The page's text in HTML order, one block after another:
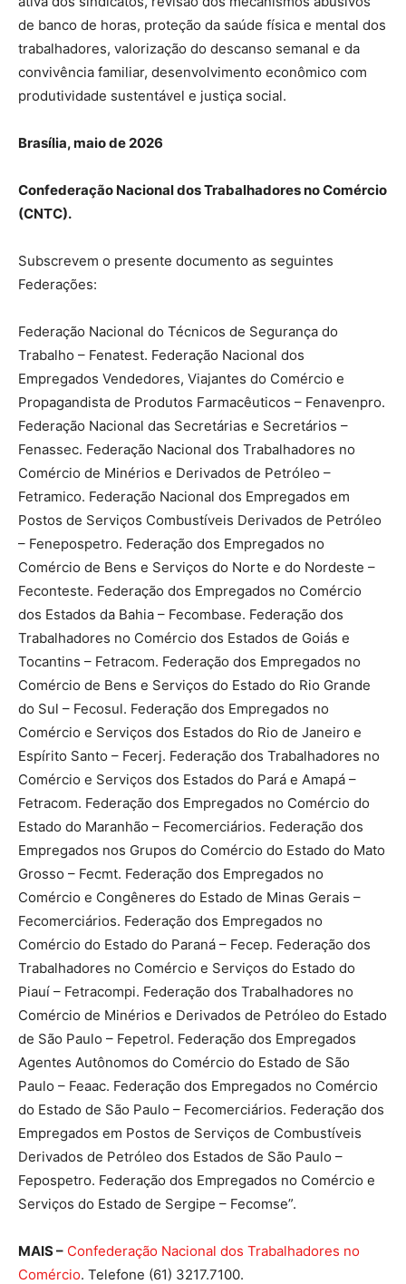
de banco de horas, proteção da saúde física e mental dos
trabalhadores, valorização do descanso semanal e da
convivência familiar, desenvolvimento econômico com
produtividade sustentável e justiça social.
Brasília, maio de 2026
Confederação Nacional dos Trabalhadores no Comércio
(CNTC).
Subscrevem o presente documento as seguintes
Federações:
Federação Nacional do Técnicos de Segurança do
Trabalho – Fenatest. Federação Nacional dos
Empregados Vendedores, Viajantes do Comércio e
Propagandista de Produtos Farmacêuticos – Fenavenpro.
Federação Nacional das Secretárias e Secretários –
Fenassec. Federação Nacional dos Trabalhadores no
Comércio de Minérios e Derivados de Petróleo –
Fetramico. Federação Nacional dos Empregados em
Postos de Serviços Combustíveis Derivados de Petróleo
– Fenepospetro. Federação dos Empregados no
Comércio de Bens e Serviços do Norte e do Nordeste –
Feconteste. Federação dos Empregados no Comércio
dos Estados da Bahia – Fecombase. Federação dos
Trabalhadores no Comércio dos Estados de Goiás e
Tocantins – Fetracom. Federação dos Empregados no
Comércio de Bens e Serviços do Estado do Rio Grande
do Sul – Fecosul. Federação dos Empregados no
Comércio e Serviços dos Estados do Rio de Janeiro e
Espírito Santo – Fecerj. Federação dos Trabalhadores no
Comércio e Serviços dos Estados do Pará e Amapá –
Fetracom. Federação dos Empregados no Comércio do
Estado do Maranhão – Fecomerciários. Federação dos
Empregados nos Grupos do Comércio do Estado do Mato
Grosso – Fecmt. Federação dos Empregados no
Comércio e Congêneres do Estado de Minas Gerais –
Fecomerciários. Federação dos Empregados no
Comércio do Estado do Paraná – Fecep. Federação dos
Trabalhadores no Comércio e Serviços do Estado do
Piauí – Fetracompi. Federação dos Trabalhadores no
Comércio de Minérios e Derivados de Petróleo do Estado
de São Paulo – Fepetrol. Federação dos Empregados
Agentes Autônomos do Comércio do Estado de São
Paulo – Feaac. Federação dos Empregados no Comércio
do Estado de São Paulo – Fecomerciários. Federação dos
Empregados em Postos de Serviços de Combustíveis
Derivados de Petróleo dos Estados de São Paulo –
Fepospetro. Federação dos Empregados no Comércio e
Serviços do Estado de Sergipe – Fecomse”.
MAIS – Confederação Nacional dos Trabalhadores no
Comércio. Telefone (61) 3217.7100.